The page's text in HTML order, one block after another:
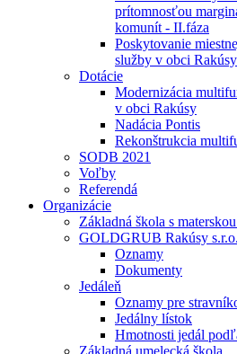
prítomnosťou
komunít - II.fáza
Poskytovanie
služby v obci
Dotácie
Modernizácia
v obci Rakúsy
Nadácia Pontis
Rekonštrukcia
SODB 2021
Voľby
Referendá
Organizácie
Základná škola s
GOLDGRUB Rakúsy
Oznamy
Dokumenty
Jedáleň
Oznamy pre
Jedálny lístok
Hmotnosti jedál
Základná umelecká škola